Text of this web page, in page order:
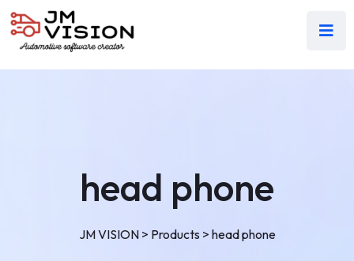
head phone
JM VISION> Products > head phone